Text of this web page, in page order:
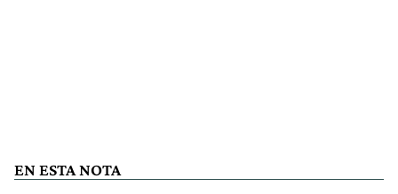
EN ESTA NOTA